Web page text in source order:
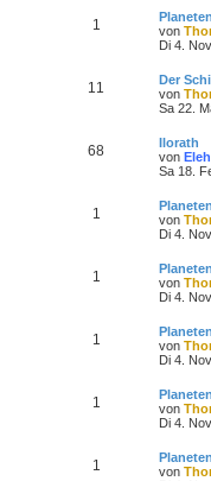
1
von
Di 4.
11
Der
von
Sa 22.
68
Ilorath
von
Sa 18.
1
von
Di 4.
1
von
Di 4.
1
von
Di 4.
1
von
Di 4.
1
von